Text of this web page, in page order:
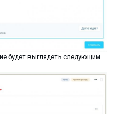
будет выглядеть следующим